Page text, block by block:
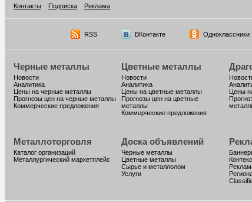
Контакты
Подписка Реклама
RSS ВКонтакте Одноклассники
Черные металлы
Новости
Аналитика
Цены на черные металлы
Прогнозы цен на черные металлы
Коммерческие предложения
Цветные металлы
Новости
Аналитика
Цены на цветные металлы
Прогнозы цен на цветные
металлы
Коммерческие предложения
Цены
Металлоторговля
Каталог организаций
Металлургический маркетплейс
Доска объявлений
Черные металлы
Цветные металлы
Сырье и металлолом
Услуги